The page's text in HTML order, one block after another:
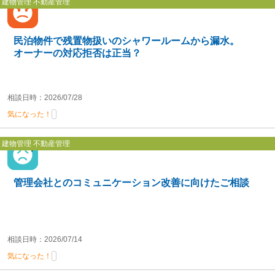
民泊物件で残置物扱いのシャワールームから漏水。
オーナーの対応拒否は正当？
相談日時：2026/07/28
気になった！
建物管理 不動産管理
管理会社とのコミュニケーション改善に向けたご相談
相談日時：2026/07/14
気になった！
建物管理 不動産管理